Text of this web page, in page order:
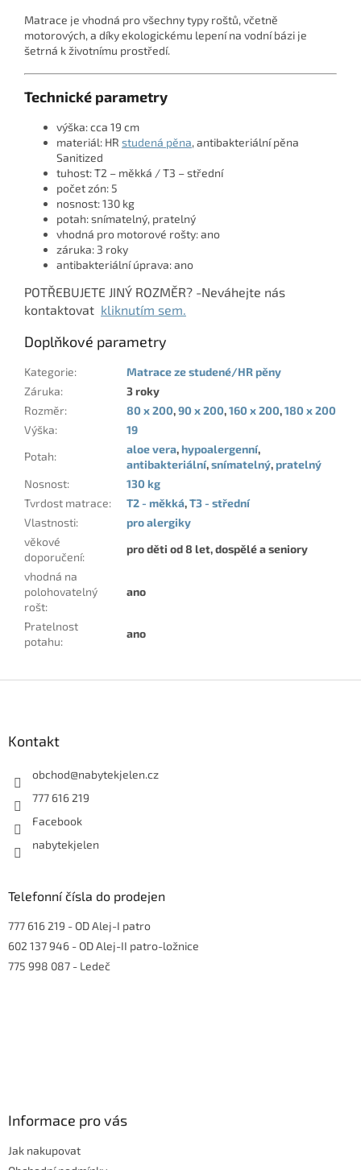
Matrace je vhodná pro všechny typy roštů, včetně
motorových, a díky ekologickému lepení na vodní bázi je
šetrná k životnímu prostředí.
Technické parametry
výška: cca 19 cm
materiál: HR studená pěna, antibakteriální pěna
Sanitized
tuhost: T2 – měkká / T3 – střední
počet zón: 5
nosnost: 130 kg
potah: snímatelný, pratelný
vhodná pro motorové rošty: ano
záruka: 3 roky
antibakteriální úprava: ano
POTŘEBUJETE JINÝ ROZMĚR? -Neváhejte nás
kontaktovat kliknutím sem.
Doplňkové parametry
Kategorie:
Matrace ze studené/HR pěny
Záruka:
3 roky
Rozměr: 80 x 200,90 x 200,160 x 200,180 x 200
Výška:
19
Potah:
aloe vera,hypoalergenní,
antibakteriální,snímatelný,pratelný
Nosnost:
130 kg
Tvrdost matrace: T2 - měkká,T3 - střední
Vlastnosti:
pro alergiky
věkové
doporučení:
pro děti od 8 let, dospělé a seniory
vhodná na
polohovatelný
rošt:
ano
Pratelnost
potahu:
ano
Kontakt
obchod@nabytekjelen.cz
777 616 219
Facebook
nabytekjelen
Telefonní čísla do prodejen
777 616 219 - OD Alej-I patro
602 137 946 - OD Alej-II patro-ložnice
775 998 087 - Ledeč
Informace pro vás
Jak nakupovat